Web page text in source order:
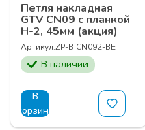
Петля накладная
GTV CN09 с планкой
Н-2, 45мм (акция)
Артикул:ZP-BICN092-BE
В наличии
В
корзину